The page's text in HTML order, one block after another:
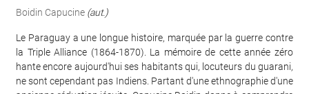
Boidin Capucine (aut.)
Le Paraguay a une longue histoire, marquée par la guerre contre
la Triple Alliance (1864-1870). La mémoire de cette année zéro
hante encore aujourd'hui ses habitants qui, locuteurs du guarani,
ne sont cependant pas Indiens. Partant d'une ethnographie d'une